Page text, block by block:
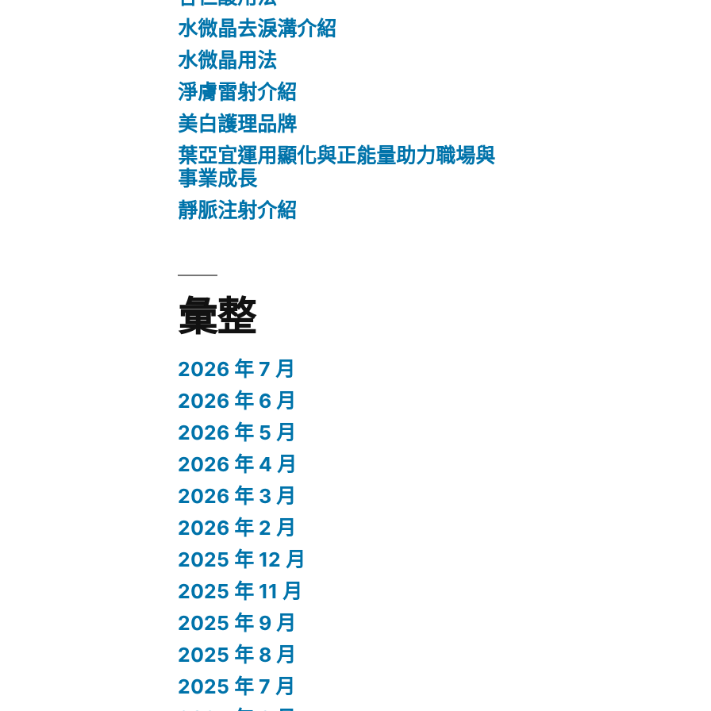
水微晶去淚溝介紹
水微晶用法
淨膚雷射介紹
美白護理品牌
葉亞宜運用顯化與正能量助力職場與
事業成長
靜脈注射介紹
彙整
2026 年 7 月
2026 年 6 月
2026 年 5 月
2026 年 4 月
2026 年 3 月
2026 年 2 月
2025 年 12 月
2025 年 11 月
2025 年 9 月
2025 年 8 月
2025 年 7 月